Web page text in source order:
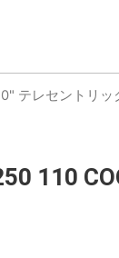
テレセントリ
110